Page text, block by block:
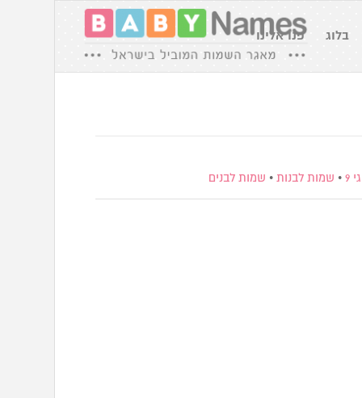
בלוג פנו אלינו
9
• שמות לבנות • שמות לבנים